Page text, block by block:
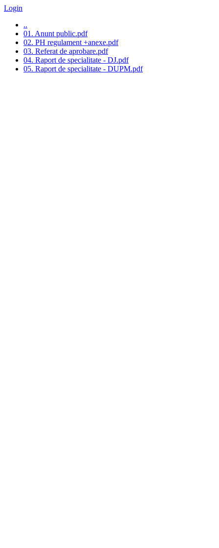
Login
..
01. Anunt public.pdf
02. PH regulament +anexe.pdf
03. Referat de aprobare.pdf
04. Raport de specialitate - DJ.pdf
05. Raport de specialitate - DUPM.pdf